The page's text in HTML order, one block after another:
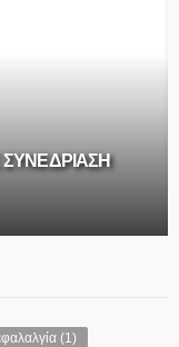
(1)